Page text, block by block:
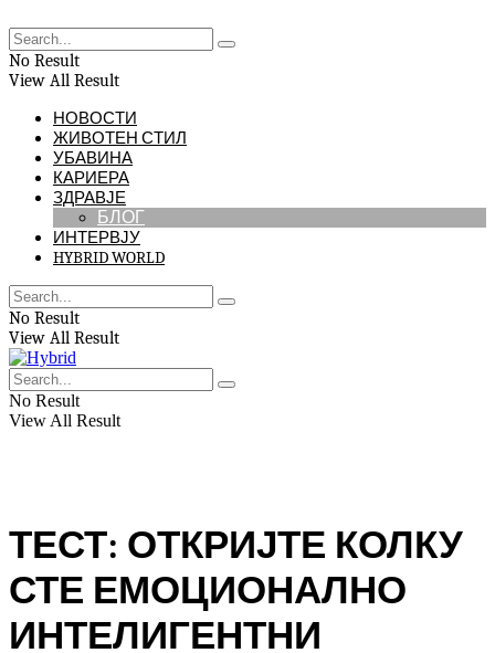
No Result
View All Result
НОВОСТИ
ЖИВОТЕН СТИЛ
УБАВИНА
КАРИЕРА
ЗДРАВЈЕ
БЛОГ
ИНТЕРВЈУ
HYBRID WORLD
No Result
View All Result
No Result
View All Result
ТЕСТ: ОТКРИЈТЕ КОЛКУ
СТЕ ЕМОЦИОНАЛНО
ИНТЕЛИГЕНТНИ